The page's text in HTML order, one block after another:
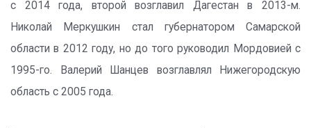
с 2014 года, второй возглавил Дагестан в 2013-м.
Николай Меркушкин стал губернатором Самарской
области в 2012 году, но до того руководил Мордовией с
1995-го. Валерий Шанцев возглавлял Нижегородскую
область с 2005 года.